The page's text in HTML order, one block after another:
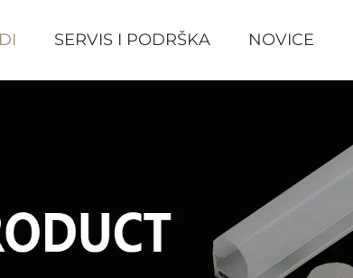
SERVIS I PODRŠKA NOVICE